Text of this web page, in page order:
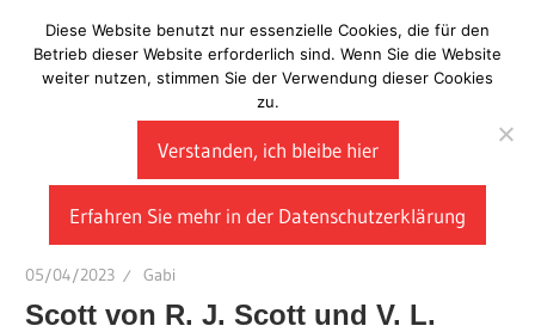
Inhalt
springen
Laberladen
05/04/2023 Gabi
Scott von R. J. Scott und V. L.
Diese Website benutzt nur essenzielle Cookies, die für den
Betrieb dieser Website erforderlich sind. Wenn Sie die Website
weiter nutzen, stimmen Sie der Verwendung dieser Cookies
zu.
Verstanden, ich bleibe hier
Erfahren Sie mehr in der Datenschutzerklärung